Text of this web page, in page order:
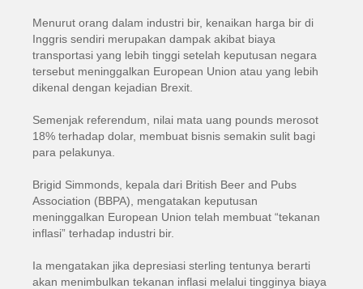
Menurut orang dalam industri bir, kenaikan harga bir di
Inggris sendiri merupakan dampak akibat biaya
transportasi yang lebih tinggi setelah keputusan negara
tersebut meninggalkan European Union atau yang lebih
dikenal dengan kejadian Brexit.
Semenjak referendum, nilai mata uang pounds merosot
18% terhadap dolar, membuat bisnis semakin sulit bagi
para pelakunya.
Brigid Simmonds, kepala dari British Beer and Pubs
Association (BBPA), mengatakan keputusan
meninggalkan European Union telah membuat “tekanan
inflasi” terhadap industri bir.
Ia mengatakan jika depresiasi sterling tentunya berarti
akan menimbulkan tekanan inflasi melalui tingginya biaya